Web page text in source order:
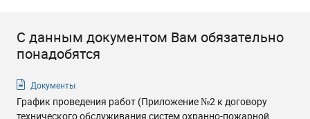
С данным документом Вам обязательно
понадобятся
Документы
График проведения работ (Приложение №2 к договору
технического обслуживания систем охранно-пожарной